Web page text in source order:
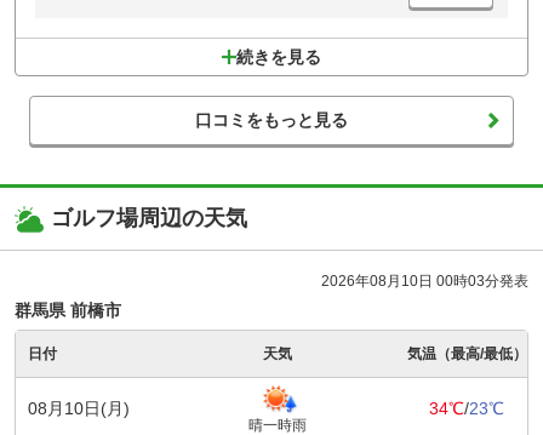
続きを見る
口コミをもっと見る
ゴルフ場周辺の天気
2026年08月10日 00時03分発表
群馬県 前橋市
日付 天気 気温（最高/最低）
08月10日(月)
晴一時雨
34℃/23℃